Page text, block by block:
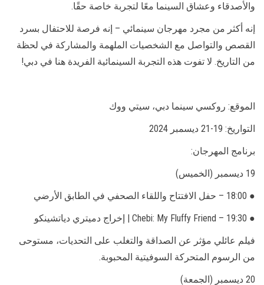
والأصدقاء وعشاق السينما معًا لتجربة خاصة حقًا.
إنه أكثر من مجرد مهرجان سينمائي – إنه فرصة للاحتفال بسرد
القصص والتواصل مع الشخصيات الملهمة والمشاركة في لحظة
من التاريخ. لا تفوت هذه التجربة السينمائية الفريدة هنا في دبي!
الموقع: روكسي سينما دبي، سيتي ووك
التواريخ: 19-21 ديسمبر 2024
برنامج المهرجان:
19 ديسمبر (الخميس)
● 18:00 – حفل الافتتاح واللقاء الصحفي في الطابق الأرضي
● 19:30 – Chebi: My Fluffy Friend | إخراج دميتري دياتشينكو
فيلم عائلي مؤثر عن الصداقة والتغلب على التحديات، مستوحى
من الرسوم المتحركة السوفيتية المحبوبة.
20 ديسمبر (الجمعة)